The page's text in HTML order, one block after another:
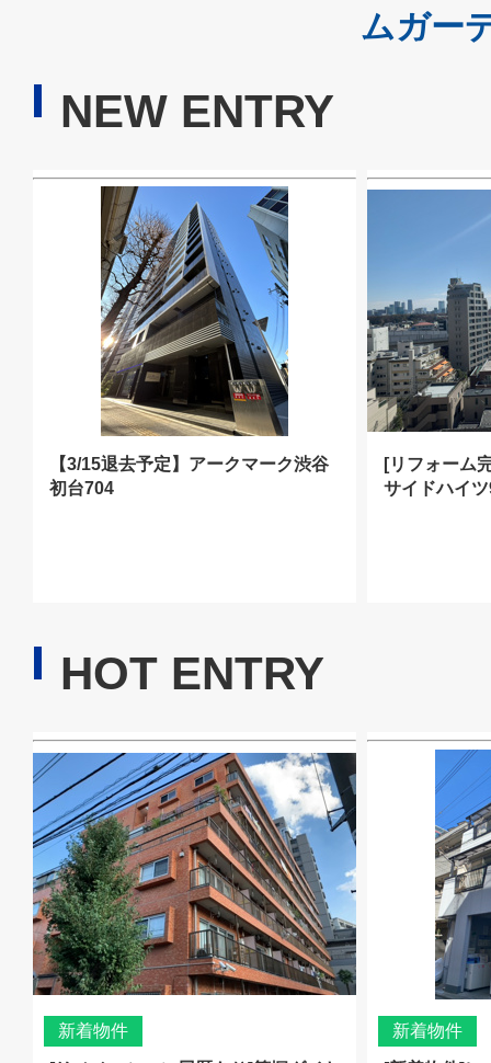
ムガー
NEW ENTRY
【3/15退去予定】アークマーク渋谷
初台704
[リフォーム
サイドハイ
HOT ENTRY
新着物件 新着物件